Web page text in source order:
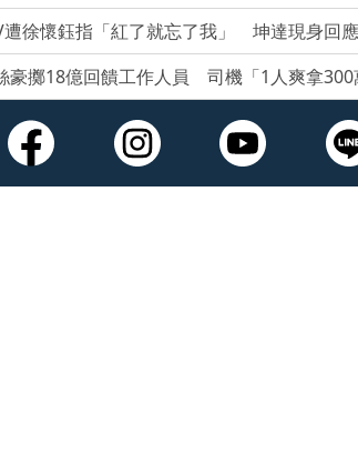
徐懷鈺指「紅了就忘了我」 坤達現身回應
豪擲18億回饋工作人員 司機「1人爽拿300